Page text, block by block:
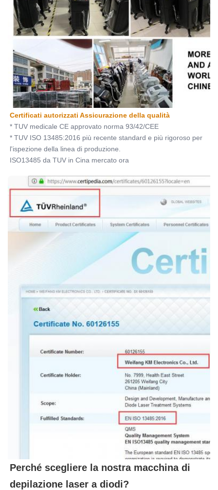
Certificati autorizzati Assicurazione della qualità
* TUV medicale CE approvato norma 93/42/CEE
* TUV ISO 13485:2016 più recente standard e più rigoroso per
l'ispezione della linea di produzione.
ISO13485 da TUV in Cina mercato ora
Perché scegliere la nostra macchina di
depilazione laser a diodi?